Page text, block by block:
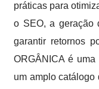
práticas para
o SEO, a geração
garantir retornos
ORGÂNICA é
um amplo catálogo